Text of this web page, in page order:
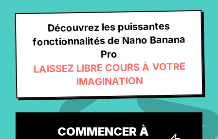
Découvrez les puissantes
fonctionnalités de Nano Banana
Pro
LAISSEZ LIBRE COURS À VOTRE
IMAGINATION
COMMENCER À